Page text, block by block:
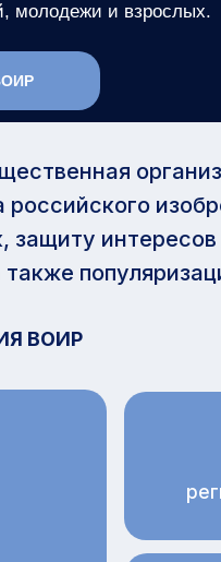
молодежи и взрослых.
российского
защиту
ВОИР